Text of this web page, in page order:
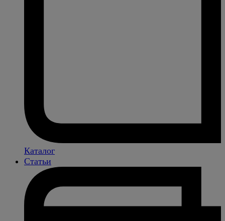
Каталог
Статьи